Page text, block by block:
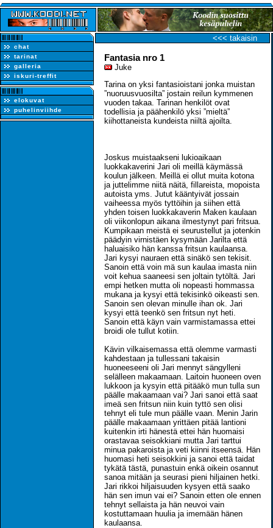
chat
tarinat
galleria
iskuri-treffit
elokuvat
puhelinviihde
<<< takaisin
Fantasia nro 1
Juke
Tarina on yksi fantasioistani jonka muistan
”nuoruusvuosilta” jostain reilun kymmenen
vuoden takaa. Tarinan henkilöt ovat
todellisia ja päähenkilö yksi ”mieltä”
kiihottaneista kundeista niiltä ajoilta.
Joskus muistaakseni lukioaikaan
luokkakaverini Jari oli meillä käymässä
koulun jälkeen. Meillä ei ollut muita kotona
ja juttelimme niitä näitä, fillareista, mopoista
autoista yms. Jutut kääntyivät jossain
vaiheessa myös tyttöihin ja siihen että
yhden toisen luokkakaverin Maken kaulaan
oli viikonlopun aikana ilmestynyt pari fritsua.
Kumpikaan meistä ei seurustellut ja jotenkin
päädyin virnistäen kysymään Jarilta että
haluaisiko hän kanssa fritsun kaulaansa.
Jari kysyi nauraen että sinäkö sen tekisit.
Sanoin että voin mä sun kaulaa imasta niin
voit kehua saaneesi sen joltain tytöltä. Jari
empi hetken mutta oli nopeasti hommassa
mukana ja kysyi että tekisinkö oikeasti sen.
Sanoin sen olevan minulle ihan ok. Jari
kysyi että teenkö sen fritsun nyt heti.
Sanoin että käyn vain varmistamassa ettei
broidi ole tullut kotiin.
Kävin vilkaisemassa että olemme varmasti
kahdestaan ja tullessani takaisin
huoneeseeni oli Jari mennyt sängylleni
selälleen makaamaan. Laitoin huoneen oven
lukkoon ja kysyin että pitääkö mun tulla sun
päälle makaamaan vai? Jari sanoi että saat
imeä sen fritsun niin kuin tyttö sen olisi
tehnyt eli tule mun päälle vaan. Menin Jarin
päälle makaamaan yrittäen pitää lantioni
kuitenkin irti hänestä ettei hän huomaisi
orastavaa seisokkiani mutta Jari tarttui
minua pakaroista ja veti kiinni itseensä. Hän
huomasi heti seisokkini ja sanoi että taidat
tykätä tästä, punastuin enkä oikein osannut
sanoa mitään ja seurasi pieni hiljainen hetki.
Jari rikkoi hiljaisuuden kysyen että saako
hän sen imun vai ei? Sanoin etten ole ennen
tehnyt sellaista ja hän neuvoi vain
kostuttamaan huulia ja imemään hänen
kaulaansa.